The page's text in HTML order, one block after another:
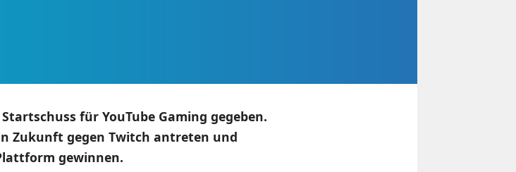
für YouTube Gaming gegeben.
Zukunft gegen Twitch antreten und
gewinnen.